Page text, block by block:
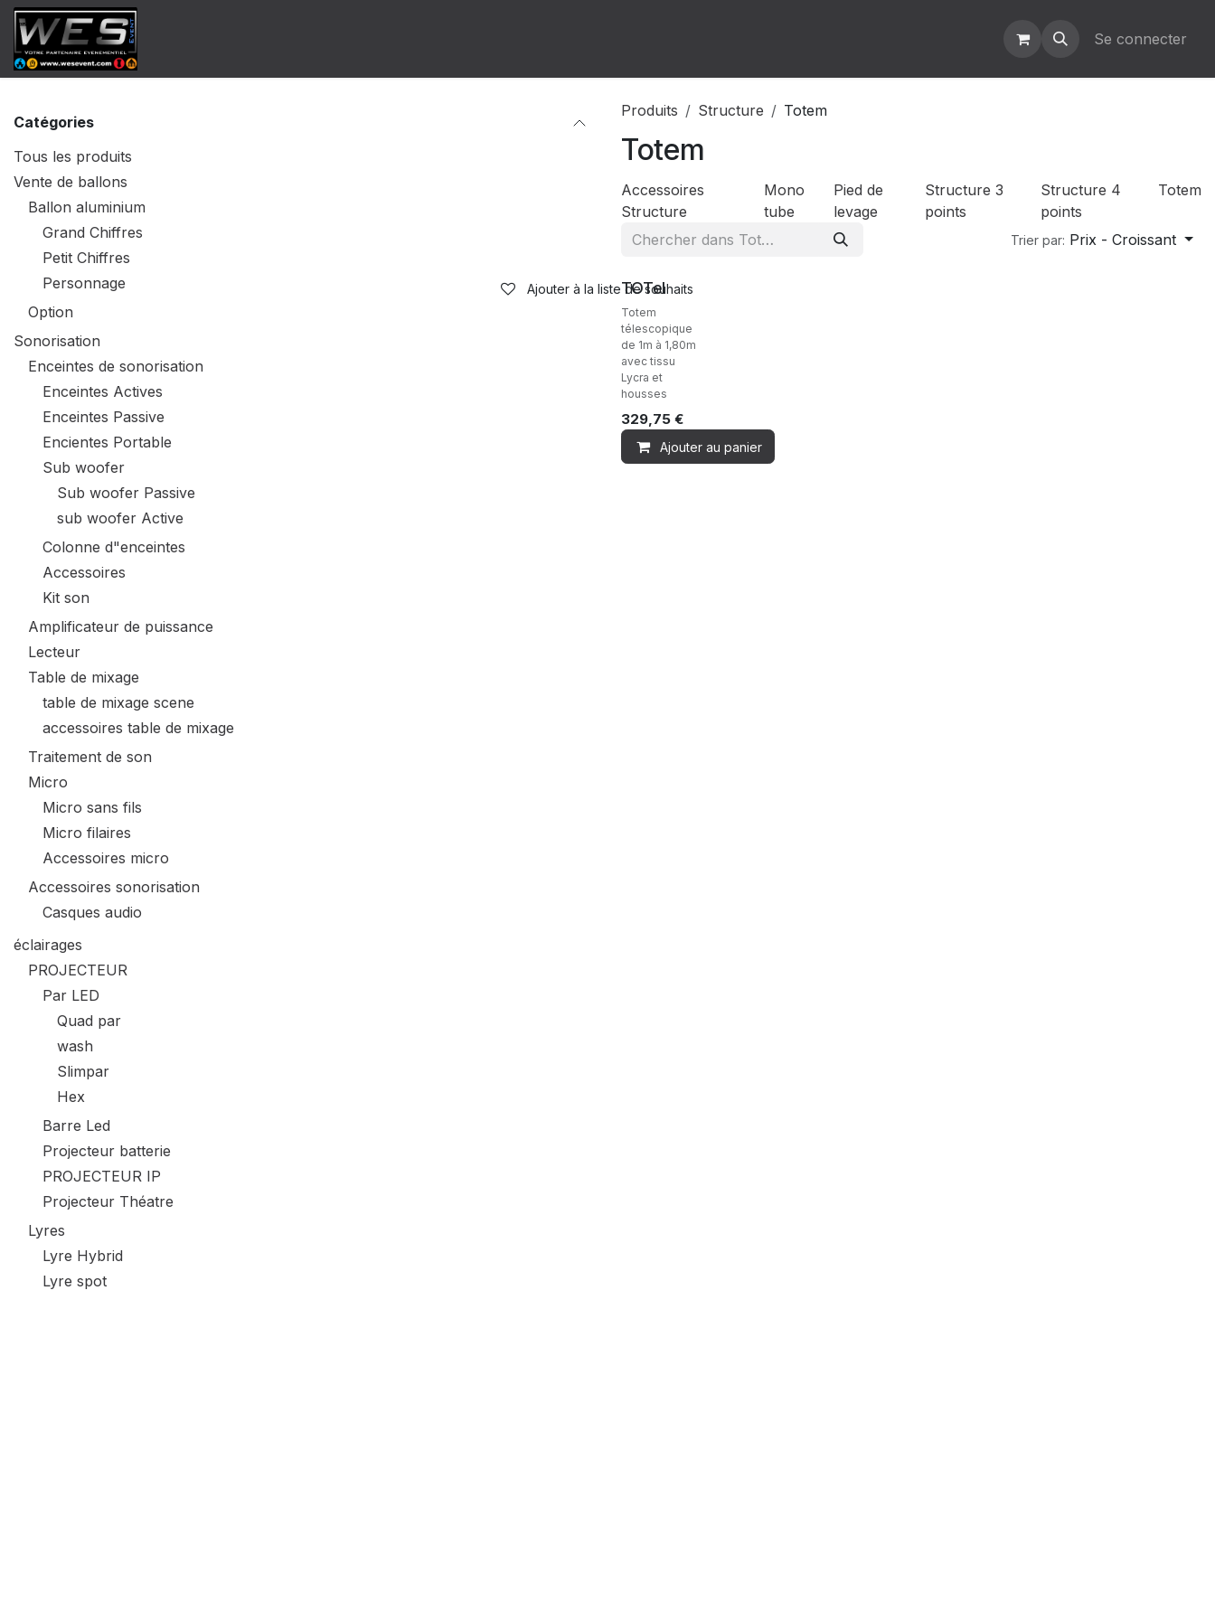
Se rendre au contenu
Se connecter
Catégories
Tous les produits
Vente de ballons
Ballon aluminium
Grand Chiffres
Petit Chiffres
Personnage
Option
Sonorisation
Enceintes de sonorisation
Enceintes Actives
Enceintes Passive
Encientes Portable
Sub woofer
Sub woofer Passive
sub woofer Active
Colonne d"enceintes
Accessoires
Kit son
Amplificateur de puissance
Lecteur
Table de mixage
table de mixage scene
accessoires table de mixage
Traitement de son
Micro
Micro sans fils
Micro filaires
Accessoires micro
Accessoires sonorisation
Casques audio
éclairages
PROJECTEUR
Par LED
Quad par
wash
Slimpar
Hex
Barre Led
Projecteur batterie
PROJECTEUR IP
Projecteur Théatre
Lyres
Lyre Hybrid
Lyre spot
Produits Structure Totem
Totem
Accessoires
Structure
Mono
tube
Pied de
levage
Structure 3
points
Structure 4
points
Totem
Trier par: Prix - Croissant
Ventes
TOTel
Totem
télescopique
de 1m à 1,80m
avec tissu
Lycra et
housses
329,75 €
Ajouter au panier
Ajouter à la liste de souhaits